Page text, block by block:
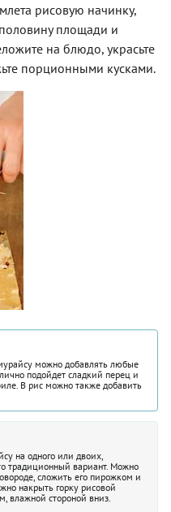
рисовую начинку,
площади и
на блюдо, украсьте
порционными кусками.
можно добавлять любые
подойдет сладкий перец и
В рис можно также добавить
на одного или двоих,
традиционный вариант. Можно
сложить его пирожком и
накрыть горку рисовой
влажной стороной вниз.